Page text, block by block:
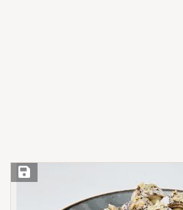
Save Recipe